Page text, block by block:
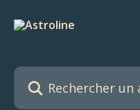
Rechercher un article...